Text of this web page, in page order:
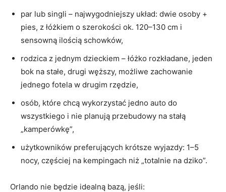
par lub singli – najwygodniejszy układ: dwie osoby +
pies, z łóżkiem o szerokości ok. 120–130 cm i
sensowną ilością schowków,
rodzica z jednym dzieckiem – łóżko rozkładane, jeden
bok na stałe, drugi węższy, możliwe zachowanie
jednego fotela w drugim rzędzie,
osób, które chcą wykorzystać jedno auto do
wszystkiego i nie planują przebudowy na stałą
„kamperówkę”,
użytkowników preferujących krótsze wyjazdy: 1–5
nocy, częściej na kempingach niż „totalnie na dziko”.
Orlando nie będzie idealną bazą, jeśli: